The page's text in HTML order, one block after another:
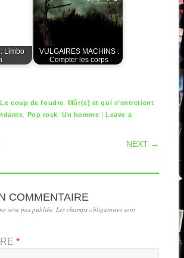
Limbo
VULGAIRES MACHINS :
Compter les corps
,Le coup de foudre Mûr(e) et qui s'entretient
Pop rock ,Un homme |Leave a
NEXT →
COMMENTAIRE
sera pas publiée. Les champs obligatoires sont
*